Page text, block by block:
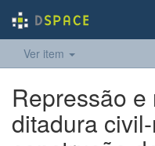
Ver item
Repressão
ditadura